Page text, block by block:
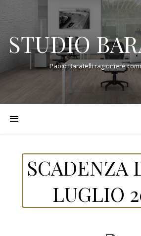
STUDIO
Paolo Baratelli ragioniere
SCADENZA
LUGLIO